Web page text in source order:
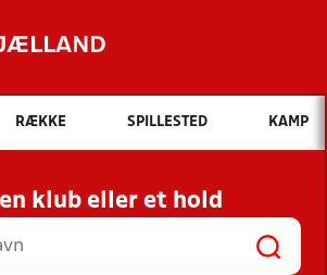
Hvad vil du søge efter?
INDHOLD OG NYHEDER
RESULTATER, KLUBBER OG
HOLD
RÆKKE SPILLESTED KAMP
en klub eller et hold